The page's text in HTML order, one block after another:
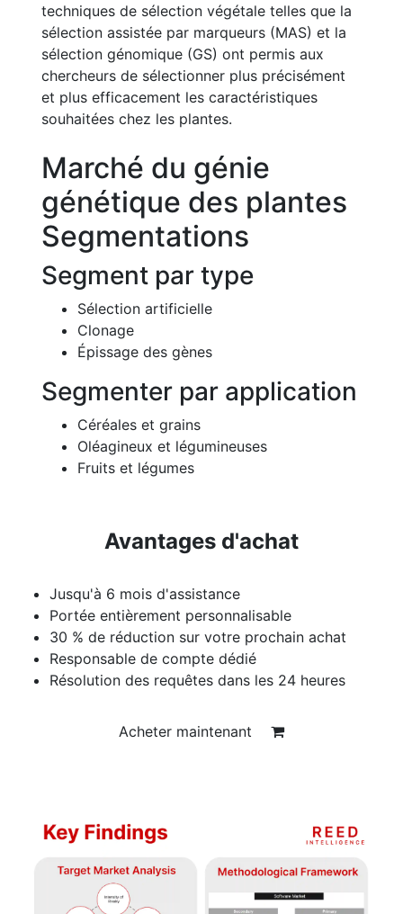
techniques de sélection végétale telles que la
sélection assistée par marqueurs (MAS) et la
sélection génomique (GS) ont permis aux
chercheurs de sélectionner plus précisément
et plus efficacement les caractéristiques
souhaitées chez les plantes.
Marché du génie
génétique des plantes
Segmentations
Segment par type
Sélection artificielle
Clonage
Épissage des gènes
Segmenter par application
Céréales et grains
Oléagineux et légumineuses
Fruits et légumes
Avantages d'achat
Jusqu'à 6 mois d'assistance
Portée entièrement personnalisable
30 % de réduction sur votre prochain achat
Responsable de compte dédié
Résolution des requêtes dans les 24 heures
Acheter maintenant